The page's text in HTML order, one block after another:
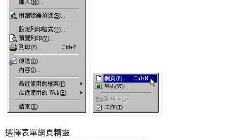
選擇表單網頁精靈